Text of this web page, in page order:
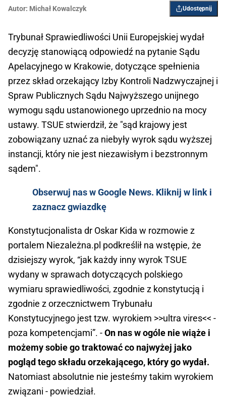
Autor: Michał Kowalczyk Udostępnij
Trybunał Sprawiedliwości Unii Europejskiej wydał
decyzję stanowiącą odpowiedź na pytanie Sądu
Apelacyjnego w Krakowie, dotyczące spełnienia
przez skład orzekający Izby Kontroli Nadzwyczajnej i
Spraw Publicznych Sądu Najwyższego unijnego
wymogu sądu ustanowionego uprzednio na mocy
ustawy. TSUE stwierdził, że "sąd krajowy jest
zobowiązany uznać za niebyły wyrok sądu wyższej
instancji, który nie jest niezawisłym i bezstronnym
sądem".
Obserwuj nas w Google News. Kliknij w link i
zaznacz gwiazdkę
Konstytucjonalista dr Oskar Kida w rozmowie z
portalem Niezależna.pl podkreślił na wstępie, że
dzisiejszy wyrok, “jak każdy inny wyrok TSUE
wydany w sprawach dotyczących polskiego
wymiaru sprawiedliwości, zgodnie z konstytucją i
zgodnie z orzecznictwem Trybunału
Konstytucyjnego jest tzw. wyrokiem >>ultra vires<< -
poza kompetencjami”. -On nas w ogóle nie wiąże i
możemy sobie go traktować co najwyżej jako
pogląd tego składu orzekającego, który go wydał.
Natomiast absolutnie nie jesteśmy takim wyrokiem
związani - powiedział.